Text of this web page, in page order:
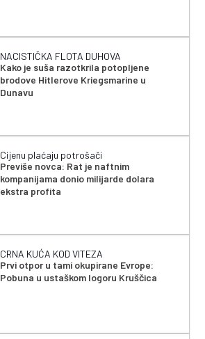
NACISTIČKA FLOTA DUHOVA
Kako je suša razotkrila potopljene
brodove Hitlerove Kriegsmarine u
Dunavu
Cijenu plaćaju potrošači
Previše novca: Rat je naftnim
kompanijama donio milijarde dolara
ekstra profita
CRNA KUĆA KOD VITEZA
Prvi otpor u tami okupirane Evrope:
Pobuna u ustaškom logoru Kruščica